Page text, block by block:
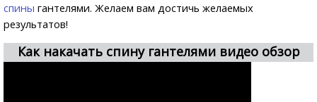
спины гантелями. Желаем вам достичь желаемых
результатов!
Как накачать спину гантелями видео обзор